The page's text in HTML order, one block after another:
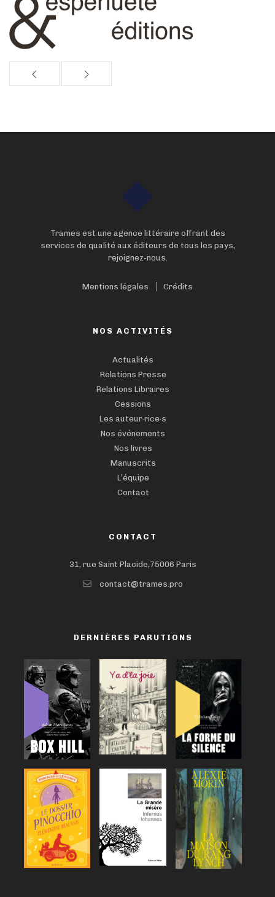
Trames est une agence littéraire offrant des
services de qualité aux éditeurs de tous les pays,
rejoignez-nous.
Mentions légales Crédits
NOS ACTIVITÉS
Actualités
Relations Presse
Relations Libraires
Cessions
Les auteur·rice·s
Nos événements
Nos livres
Manuscrits
L’équipe
Contact
CONTACT
31, rue Saint Placide,75006 Paris
contact@trames.pro
DERNIÈRES PARUTIONS